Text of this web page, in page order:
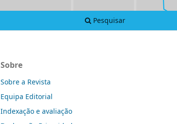
Pesquisar
Sobre
Sobre a Revista
Equipa Editorial
Indexação e avaliação